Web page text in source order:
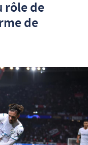
rôle de
de